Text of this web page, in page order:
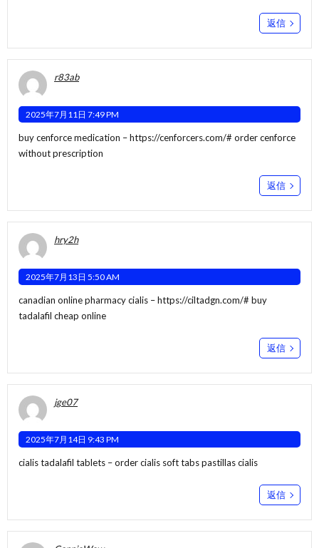
返信
r83ab
2025年7月11日 7:49 PM
buy cenforce medication –https://cenforcers.com/# order cenforce
without prescription
返信
hry2h
2025年7月13日 5:50 AM
canadian online pharmacy cialis –https://ciltadgn.com/# buy
tadalafil cheap online
返信
jge07
2025年7月14日 9:43 PM
cialis tadalafil tablets –order cialis soft tabspastillas cialis
返信